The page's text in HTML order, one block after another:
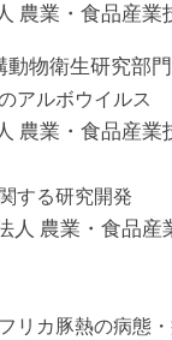
農業・食品産
物衛生研究部門
アルボウイルス
農業・食品産
する研究開発
人 農業・食品
リカ豚熱の病態